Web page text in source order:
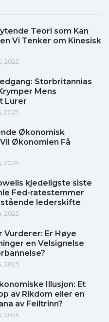
Teori som Kan
Vi Tenker om Kinesisk
2025
Storbritannias
Mens
Lurer
2025
Økonomisk
Økonomien Få
2025
kjedeligste siste
Fed-ratestemmer
lederskifte
2025
Er Høye
en Velsignelse
2025
Illusjon: Et
av Rikdom eller en
av Feiltrinn?
2025